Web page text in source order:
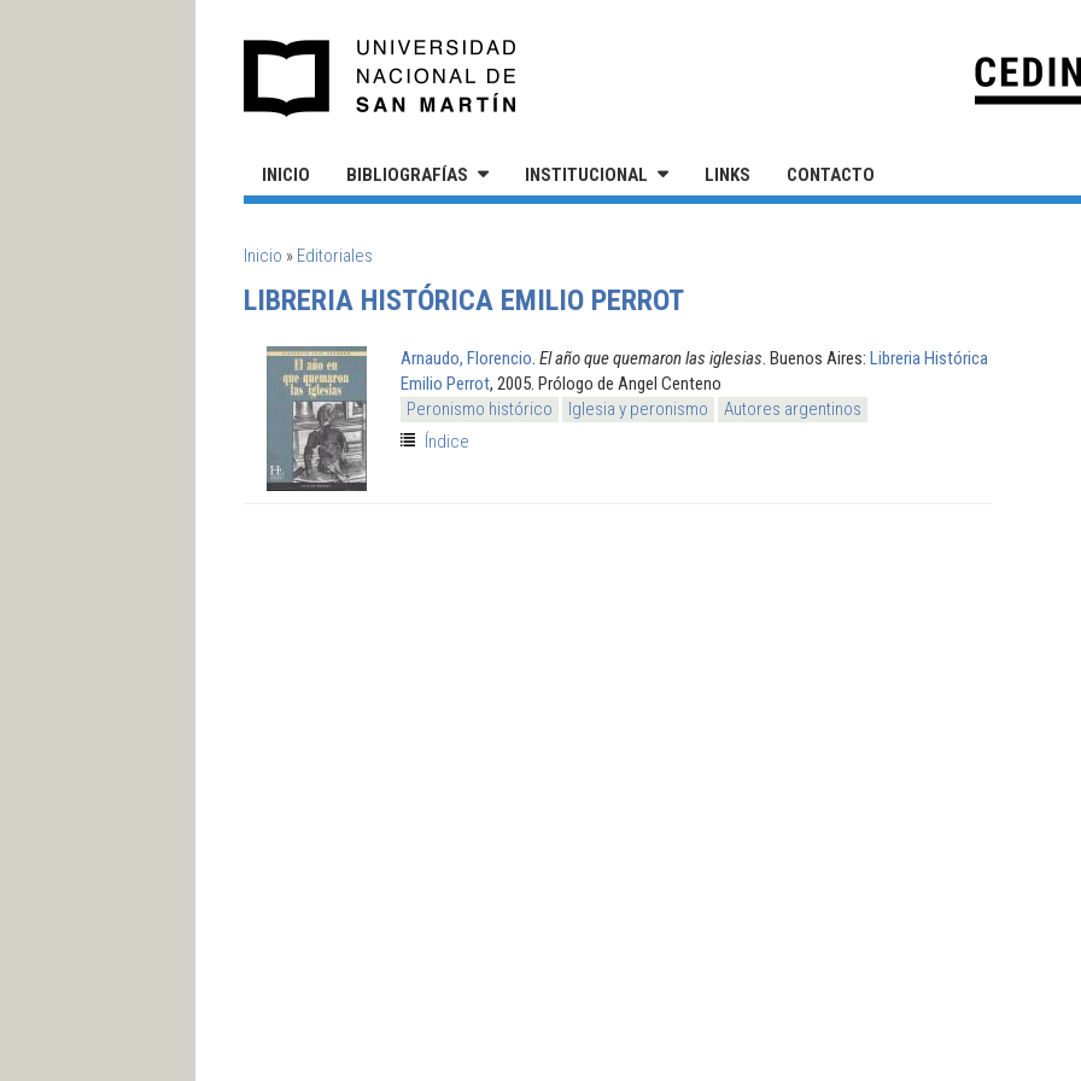
INICIO BIBLIOGRAFÍAS INSTITUCIONAL LINKS CONTACTO
SE ENCUENTRA USTED AQUÍ
Inicio » Editoriales
LIBRERIA HISTÓRICA EMILIO PERROT
Arnaudo, Florencio El año que quemaron las iglesias . Buenos Aires: Libreria Histórica
Emilio Perrot, 2005. Prólogo de Angel Centeno
Peronismo histórico
Iglesia y peronismo
Autores argentinos
Índice